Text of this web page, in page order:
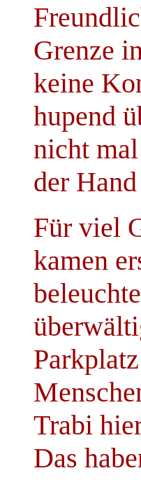
Grenze
keine
hupend
nicht
der
Für viel
kamen
Trabi
Das